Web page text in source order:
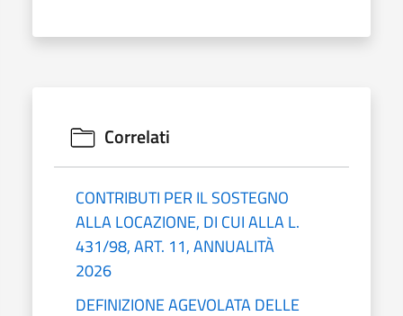
Correlati
CONTRIBUTI PER IL SOSTEGNO
ALLA LOCAZIONE, DI CUI ALLA L.
431/98, ART. 11, ANNUALITÀ
2026
DEFINIZIONE AGEVOLATA DELLE